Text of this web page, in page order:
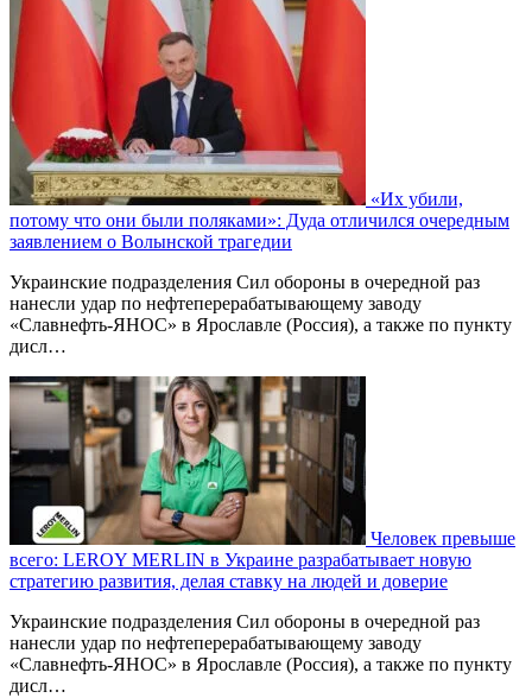
«Их убили,
потому что они были поляками»: Дуда отличился очередным
заявлением о Волынской трагедии
Украинские подразделения Сил обороны в очередной раз
нанесли удар по нефтеперерабатывающему заводу
«Славнефть-ЯНОС» в Ярославле (Россия), а также по пункту
дисл…
Человек превыше
всего: LEROY MERLIN в Украине разрабатывает новую
стратегию развития, делая ставку на людей и доверие
Украинские подразделения Сил обороны в очередной раз
нанесли удар по нефтеперерабатывающему заводу
«Славнефть-ЯНОС» в Ярославле (Россия), а также по пункту
дисл…